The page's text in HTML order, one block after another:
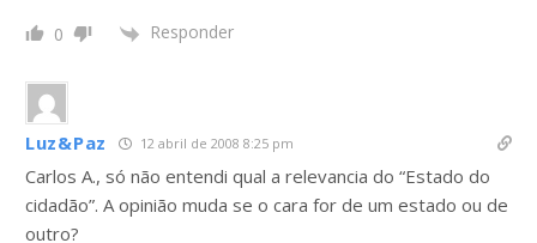
0 Responder
Luz&Paz 12 abril de 2008 8:25 pm
Carlos A., só não entendi qual a relevancia do “Estado do
cidadão”. A opinião muda se o cara for de um estado ou de
outro?